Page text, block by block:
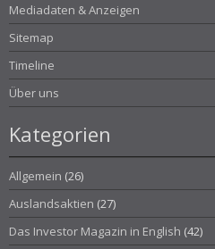
Mediadaten & Anzeigen
Sitemap
Timeline
Über uns
Kategorien
Allgemein (26)
Auslandsaktien (27)
Das Investor Magazin in English (42)